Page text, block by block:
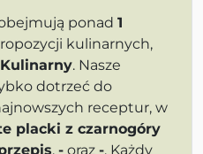
ponad 1
kulinarnych,
. Nasze
dotrzeć do
receptur, w
placki z czarnogóry
, - oraz -. Każdy